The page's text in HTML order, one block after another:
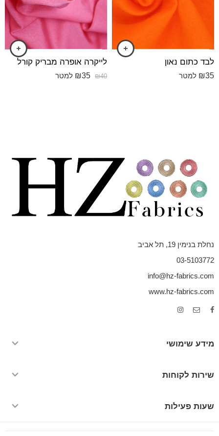
לבד כתום נאון
₪35 למטר
לייקרה אופרה מבריק קורל
₪40
₪35 למטר
נחלת בנימין 19, תל אביב
03-5103772
info@hz-fabrics.com
www.hz-fabrics.com
מידע שימושי
שירות לקוחות
שעות פעילות